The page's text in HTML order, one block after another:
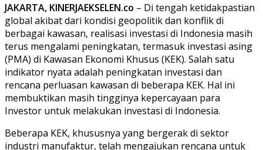
JAKARTA, KINERJAEKSELEN.co – Di tengah ketidakpastian
global akibat dari kondisi geopolitik dan konflik di
berbagai kawasan, realisasi investasi di Indonesia masih
terus mengalami peningkatan, termasuk investasi asing
(PMA) di Kawasan Ekonomi Khusus (KEK). Salah satu
indikator nyata adalah peningkatan investasi dan
rencana perluasan kawasan di beberapa KEK. Hal ini
membuktikan masih tingginya kepercayaan para
Investor untuk melakukan investasi di Indonesia.
Beberapa KEK, khususnya yang bergerak di sektor
industri manufaktur, telah mengajukan rencana untuk